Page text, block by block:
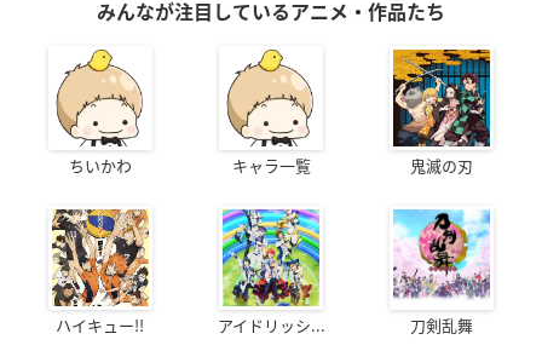
みんなが注目しているアニメ・作品たち
ちいかわ キャラ一覧 鬼滅の刃
ハイキュー!! アイドリッシ... 刀剣乱舞